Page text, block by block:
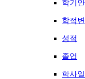
학기
학적
성적
졸업
학사